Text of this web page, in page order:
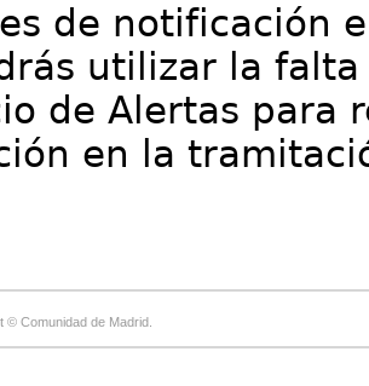
de notificación
utilizar la
de Alertas para
en la
© Comunidad de Madrid.